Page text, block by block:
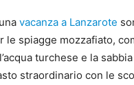
vacanza a Lanzarote
le spiagge mozzafiato,
turchese e la
straordinario con le